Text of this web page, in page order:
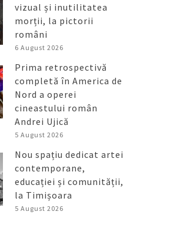
vizual și inutilitatea
morții, la pictorii
români
6 August 2026
Prima retrospectivă
completă în America de
Nord a operei
cineastului român
Andrei Ujică
5 August 2026
Nou spațiu dedicat artei
contemporane,
educației și comunității,
la Timișoara
5 August 2026